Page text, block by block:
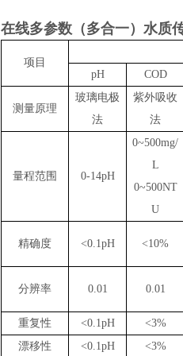
在线多参数（多合一）水质
项目
pH
COD
测量原理
玻璃电极
法
紫外吸收
法
量程范围 0-14pH
0~500mg/
L
0~500NT
U
精确度 <0.1pH <10%
分辨率 0.01 0.01
重复性 <0.1pH <3%
漂移性
<0.1pH <3%